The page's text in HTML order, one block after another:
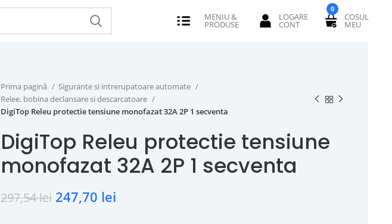
0
Prima pagină
Sigurante si intrerupatoare automate
Relee, bobina declansare si descarcatoare
DigiTop Releu protectie tensiune monofazat 32A 2P 1 secventa
DigiTop Releu protectie tensiune
monofazat 32A 2P 1 secventa
297,54lei 247,70 lei